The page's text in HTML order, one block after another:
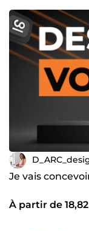
Je vais
À partir de